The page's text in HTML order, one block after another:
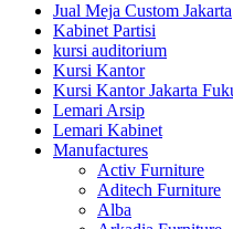
Jual Meja Custom Jakarta
Kabinet Partisi
kursi auditorium
Kursi Kantor
Kursi Kantor Jakarta
Lemari Arsip
Lemari Kabinet
Manufactures
Activ Furniture
Aditech Furniture
Alba